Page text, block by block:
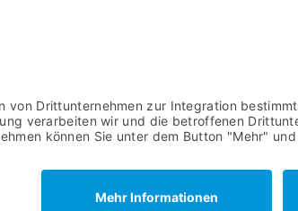
Magazin bestellen